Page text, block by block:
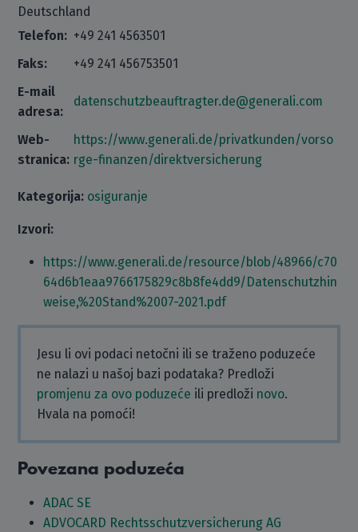
Deutschland
Telefon: +49 241 4563501
Faks:
+49 241 456753501
E-mail
adresa:
datenschutzbeauftragter.de@generali.com
Web-
stranica:
https://www.generali.de/privatkunden/vorso
rge-finanzen/direktversicherung
Kategorija: osiguranje
Izvori:
https://www.generali.de/resource/blob/48966/c70
64d6b1eaa9766175829c8b8fe4dd9/Datenschutzhin
weise,%20Stand%2007-2021.pdf
Jesu li ovi podaci netočni ili se traženo poduzeće
ne nalazi u našoj bazi podataka? Predloži
promjenu za ovo poduzeće ili predloži novo.
Hvala na pomoći!
Povezana poduzeća
ADAC SE
ADVOCARD Rechtsschutzversicherung AG